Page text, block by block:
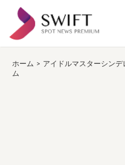
テ
ホーム > アイドルマスターシン
ム